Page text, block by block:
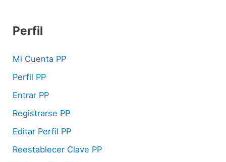
Perfil
Mi Cuenta PP
Perfil PP
Entrar PP
Registrarse PP
Editar Perfil PP
Reestablecer Clave PP